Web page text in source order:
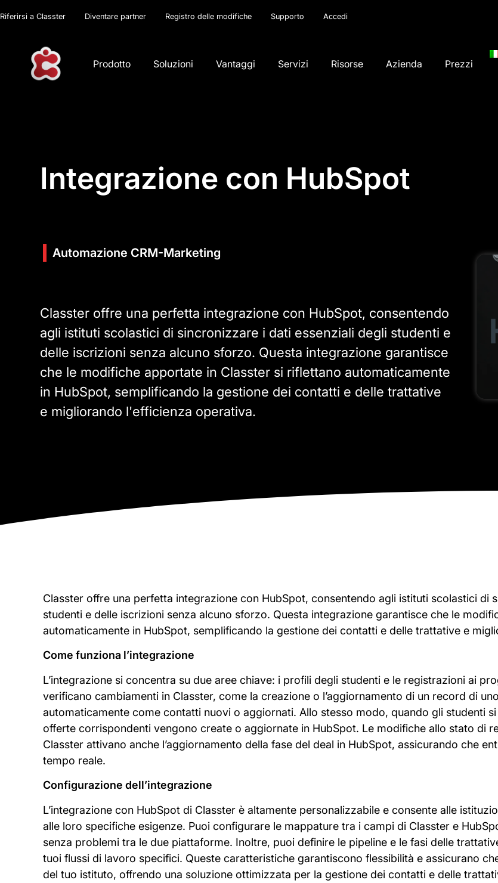
Riferirsi a Classter Diventare partner Registro delle modifiche Supporto Accedi
Prodotto Soluzioni Vantaggi Servizi Risorse Azienda Prezzi
Integrazione con HubSpot
Automazione CRM-Marketing
Classter offre una perfetta integrazione con HubSpot, consentendo
agli istituti scolastici di sincronizzare i dati essenziali degli studenti e
delle iscrizioni senza alcuno sforzo. Questa integrazione garantisce
che le modifiche apportate in Classter si riflettano automaticamente
in HubSpot, semplificando la gestione dei contatti e delle trattative
e migliorando l'efficienza operativa.
Classter offre una perfetta integrazione con HubSpot, consentendo agli istituti scolastici di
studenti e delle iscrizioni senza alcuno sforzo. Questa integrazione garantisce che le
automaticamente in HubSpot, semplificando la gestione dei contatti e delle trattative e
Come funziona l’integrazione
L’integrazione si concentra su due aree chiave: i profili degli studenti e le registrazioni ai
verificano cambiamenti in Classter, come la creazione o l’aggiornamento di un record di
automaticamente come contatti nuovi o aggiornati. Allo stesso modo, quando gli studenti
offerte corrispondenti vengono create o aggiornate in HubSpot. Le modifiche allo stato di
Classter attivano anche l’aggiornamento della fase del deal in HubSpot, assicurando che
tempo reale.
Configurazione dell’integrazione
L’integrazione con HubSpot di Classter è altamente personalizzabile e consente alle
alle loro specifiche esigenze. Puoi configurare le mappature tra i campi di Classter e
senza problemi tra le due piattaforme. Inoltre, puoi definire le pipeline e le fasi delle
tuoi flussi di lavoro specifici. Queste caratteristiche garantiscono flessibilità e assicurano
del tuo istituto, offrendo una soluzione ottimizzata per la gestione dei contatti e delle